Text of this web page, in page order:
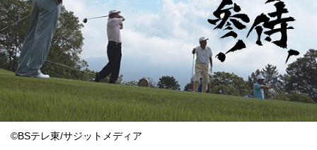
©BSテレ東/サジットメディア